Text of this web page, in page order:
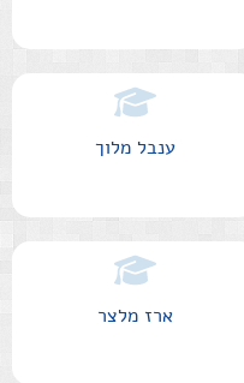
ענבל מלוך
ארז מלצר